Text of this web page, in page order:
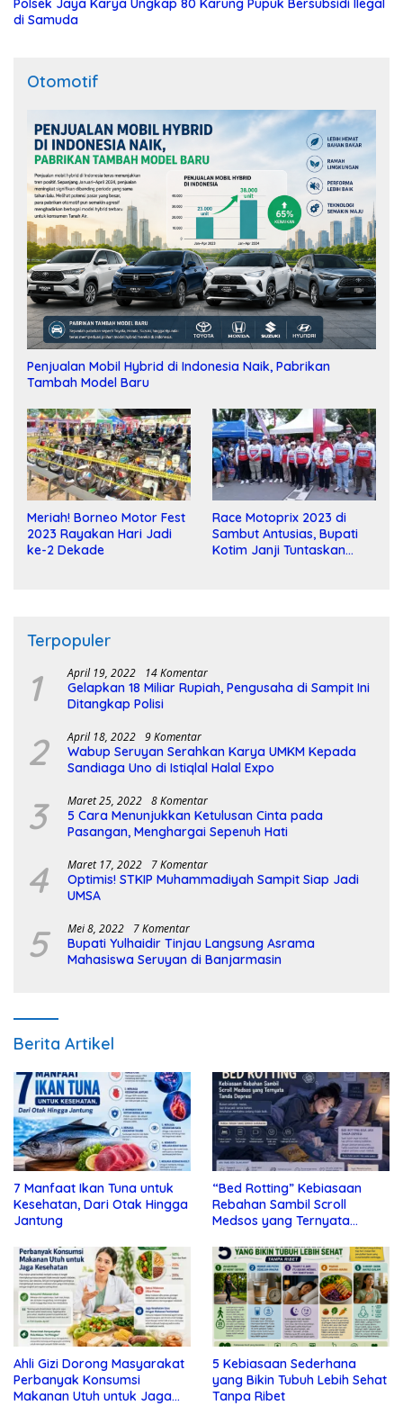
di Samuda
Otomotif
Penjualan Mobil Hybrid di Indonesia Naik, Pabrikan
Tambah Model Baru
Meriah! Borneo Motor Fest
2023 Rayakan Hari Jadi
ke-2 Dekade
Race Motoprix 2023 di
Sambut Antusias, Bupati
Kotim Janji Tuntaskan
Terpopuler
1 April 19, 2022 14 Komentar
Gelapkan 18 Miliar Rupiah, Pengusaha di Sampit Ini
Ditangkap Polisi
2 April 18, 2022 9 Komentar
Wabup Seruyan Serahkan Karya UMKM Kepada
Sandiaga Uno di Istiqlal Halal Expo
3 Maret 25, 2022 8 Komentar
5 Cara Menunjukkan Ketulusan Cinta pada
Pasangan, Menghargai Sepenuh Hati
4 Maret 17, 2022 7 Komentar
Optimis! STKIP Muhammadiyah Sampit Siap Jadi
UMSA
5 Mei 8, 2022 7 Komentar
Bupati Yulhaidir Tinjau Langsung Asrama
Mahasiswa Seruyan di Banjarmasin
Berita Artikel
7 Manfaat Ikan Tuna untuk
Kesehatan, Dari Otak Hingga
Jantung
“Bed Rotting” Kebiasaan
Rebahan Sambil Scroll
Medsos yang Ternyata
Ahli Gizi Dorong Masyarakat
Perbanyak Konsumsi
Makanan Utuh untuk Jaga
5 Kebiasaan Sederhana
yang Bikin Tubuh Lebih Sehat
Tanpa Ribet